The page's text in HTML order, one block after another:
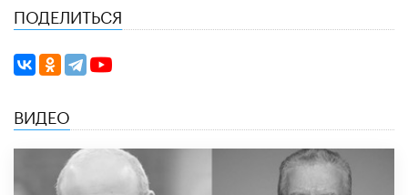
ПОДЕЛИТЬСЯ
ВИДЕО